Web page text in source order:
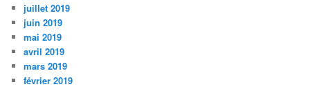
juillet 2019
juin 2019
mai 2019
avril 2019
mars 2019
février 2019